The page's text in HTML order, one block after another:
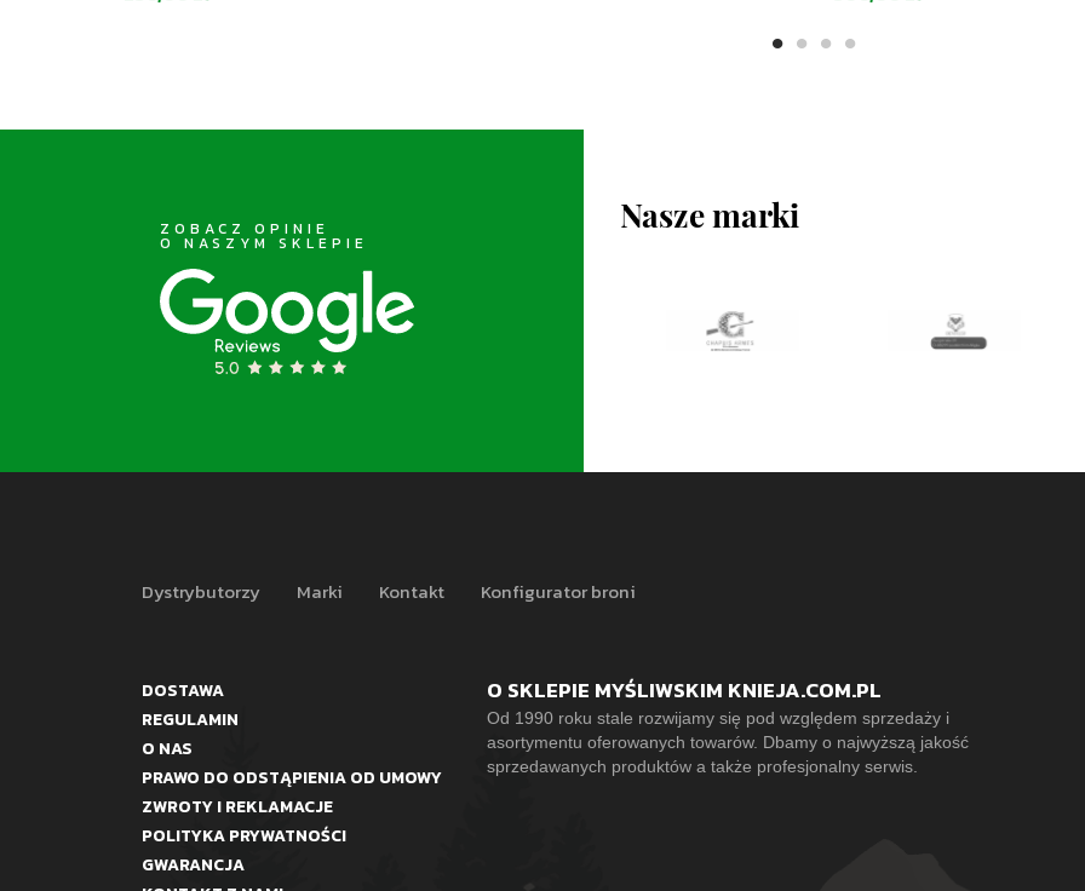
ZOBACZ OPINIE
O NASZYM SKLEPIE
Nasze marki
Dystrybutorzy Marki Kontakt Konfigurator broni
DOSTAWA
REGULAMIN
O NAS
PRAWO DO ODSTĄPIENIA OD UMOWY
ZWROTY I REKLAMACJE
POLITYKA PRYWATNOŚCI
GWARANCJA
O SKLEPIE MYŚLIWSKIM KNIEJA.COM.PL
Od 1990 roku stale rozwijamy się pod względem sprzedaży i
asortymentu oferowanych towarów. Dbamy o najwyższą jakość
sprzedawanych produktów a także profesjonalny serwis.